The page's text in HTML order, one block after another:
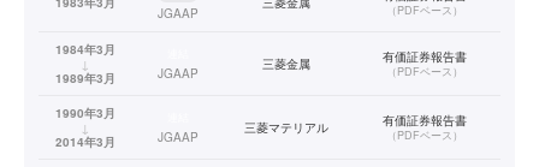
JGAAP （PDFベース）
1984年3月
↓
1989年3月
JGAAP
三菱金属 有価証券報告書
（PDFベース）
1990年3月
↓
2014年3月
JGAAP
三菱マテリアル 有価証券報告書
（PDFベース）